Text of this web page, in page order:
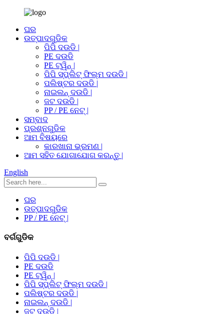
ଘର
ଉତ୍ପାଦଗୁଡିକ
ପିପି ଦଉଡି |
PE ଦଉଡି
PE ଟ୍ୱିନ୍ |
ପିପି ସ୍ପ୍ଲିଟ୍ ଫିଲ୍ମ ଦଉଡି |
ପଲିଷ୍ଟର ଦଉଡି |
ନାଇଲନ୍ ଦଉଡି |
ଜଟ ଦଉଡି |
PP / PE ନେଟ୍ |
ସମ୍ବାଦ
ପ୍ରଶ୍ନଗୁଡିକ
ଆମ ବିଷୟରେ
କାରଖାନା ଭ୍ରମଣ |
ଆମ ସହିତ ଯୋଗାଯୋଗ କରନ୍ତୁ |
English
ଘର
ଉତ୍ପାଦଗୁଡିକ
PP / PE ନେଟ୍ |
ବର୍ଗଗୁଡିକ
ପିପି ଦଉଡି |
PE ଦଉଡି
PE ଟ୍ୱିନ୍ |
ପିପି ସ୍ପ୍ଲିଟ୍ ଫିଲ୍ମ ଦଉଡି |
ପଲିଷ୍ଟର ଦଉଡି |
ନାଇଲନ୍ ଦଉଡି |
ଜଟ ଦଉଡି |